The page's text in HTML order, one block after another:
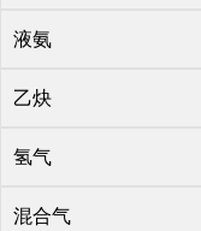
液氨
乙炔
氢气
混合气